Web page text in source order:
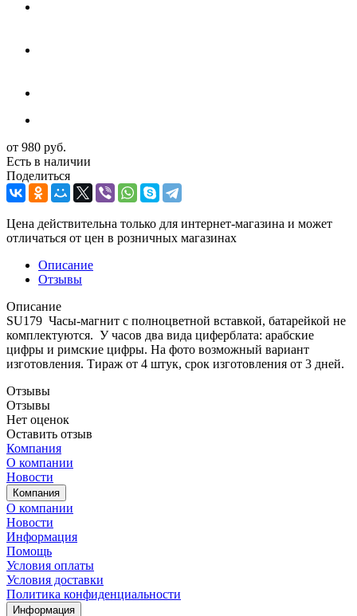
от 980 руб.
Есть в наличии
Поделиться
Цена действительна только для интернет-магазина и может
отличаться от цен в розничных магазинах
Описание
Отзывы
Описание
SU179 Часы-магнит с полноцветной вставкой, батарейкой не
комплектуются. У часов два вида циферблата: арабские
цифры и римские цифры. На фото возможный вариант
изготовления. Тираж от 4 штук, срок изготовления от 3 дней.
Отзывы
Отзывы
Нет оценок
Оставить отзыв
Компания
О компании
Новости
Компания
О компании
Новости
Информация
Помощь
Условия оплаты
Условия доставки
Политика конфиденциальности
Информация